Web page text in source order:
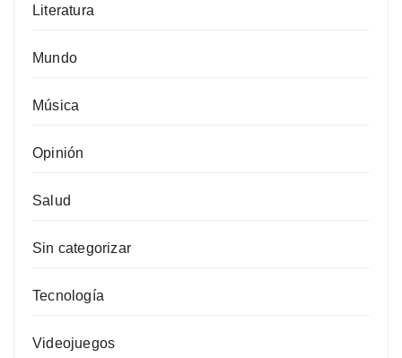
Literatura
Mundo
Música
Opinión
Salud
Sin categorizar
Tecnología
Videojuegos